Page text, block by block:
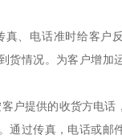
真、电话准时给客户
货情况。为客户增加
户提供的收货方电话
通过传真，电话或邮